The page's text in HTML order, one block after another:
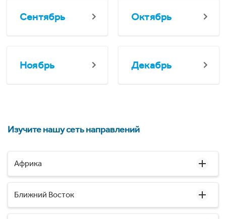
Сентябрь Октябрь
Ноябрь Декабрь
Изучите нашу сеть направлений
Африка
Ближний Восток